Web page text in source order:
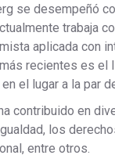
se desempeñó
trabaja
aplicada con
recientes es el
el lugar a la par
contribuido en
los
entre otros.